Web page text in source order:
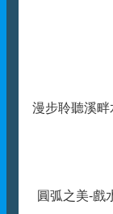
漫步聆